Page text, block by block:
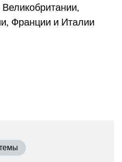
Франции и Италии